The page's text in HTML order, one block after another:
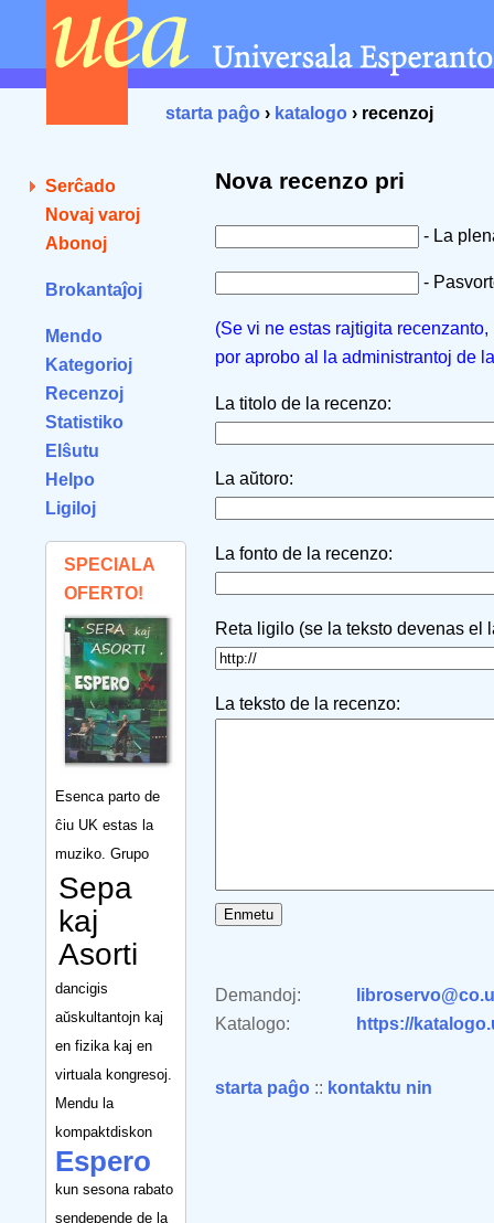
starta paĝo › katalogo › recenzoj
Serĉado
Novaj varoj
Abonoj
Brokantaĵoj
Mendo
Kategorioj
Recenzoj
Statistiko
Elŝutu
Helpo
Ligiloj
SPECIALA
OFERTO!
Esenca parto de
ĉiu UK estas la
muziko. Grupo
Sepa
kaj
Asorti
dancigis
aŭskultantojn kaj
en fizika kaj en
virtuala kongresoj.
Mendu la
kompaktdiskon
Espero
kun sesona rabato
sendepende de la
Nova recenzo pri
- La
-
(Se vi ne estas rajtigita
por aprobo al la administrantoj de
La titolo de la recenzo:
La aŭtoro:
La fonto de la recenzo:
Reta ligilo (se la teksto devenas el
La teksto de la recenzo:
Demandoj:
Katalogo:
https://
starta paĝo :: kontaktu nin